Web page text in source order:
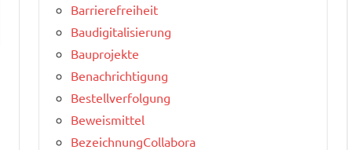
Barrierefreiheit
Baudigitalisierung
Bauprojekte
Benachrichtigung
Bestellverfolgung
Beweismittel
BezeichnungCollabora